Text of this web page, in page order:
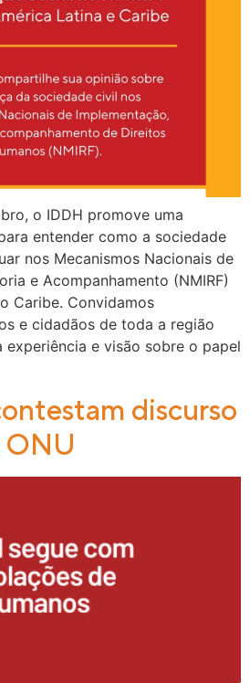
o IDDH promove uma
entender como a sociedade
nos Mecanismos Nacionais de
e Acompanhamento (NMIRF)
Caribe. Convidamos
e cidadãos de toda a região
experiência e visão sobre o papel
discurso
ONU